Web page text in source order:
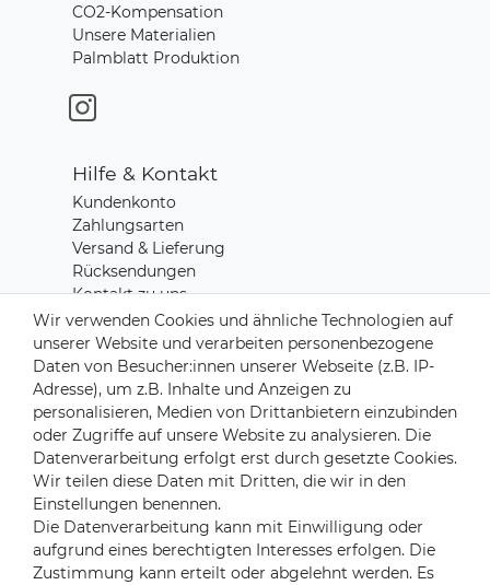
CO2-Kompensation
Unsere Materialien
Palmblatt Produktion
Hilfe & Kontakt
Kundenkonto
Zahlungsarten
Versand & Lieferung
Rücksendungen
Kontakt zu uns
Zahlungsanbieter
Versandpartner
Wir verwenden Cookies und ähnliche Technologien auf
unserer Website und verarbeiten personenbezogene
Daten von Besucher:innen unserer Webseite (z.B. IP-
Adresse), um z.B. Inhalte und Anzeigen zu
personalisieren, Medien von Drittanbietern einzubinden
oder Zugriffe auf unsere Website zu analysieren. Die
Datenverarbeitung erfolgt erst durch gesetzte Cookies.
Wir teilen diese Daten mit Dritten, die wir in den
Einstellungen benennen.
Die Datenverarbeitung kann mit Einwilligung oder
aufgrund eines berechtigten Interesses erfolgen. Die
Zustimmung kann erteilt oder abgelehnt werden. Es